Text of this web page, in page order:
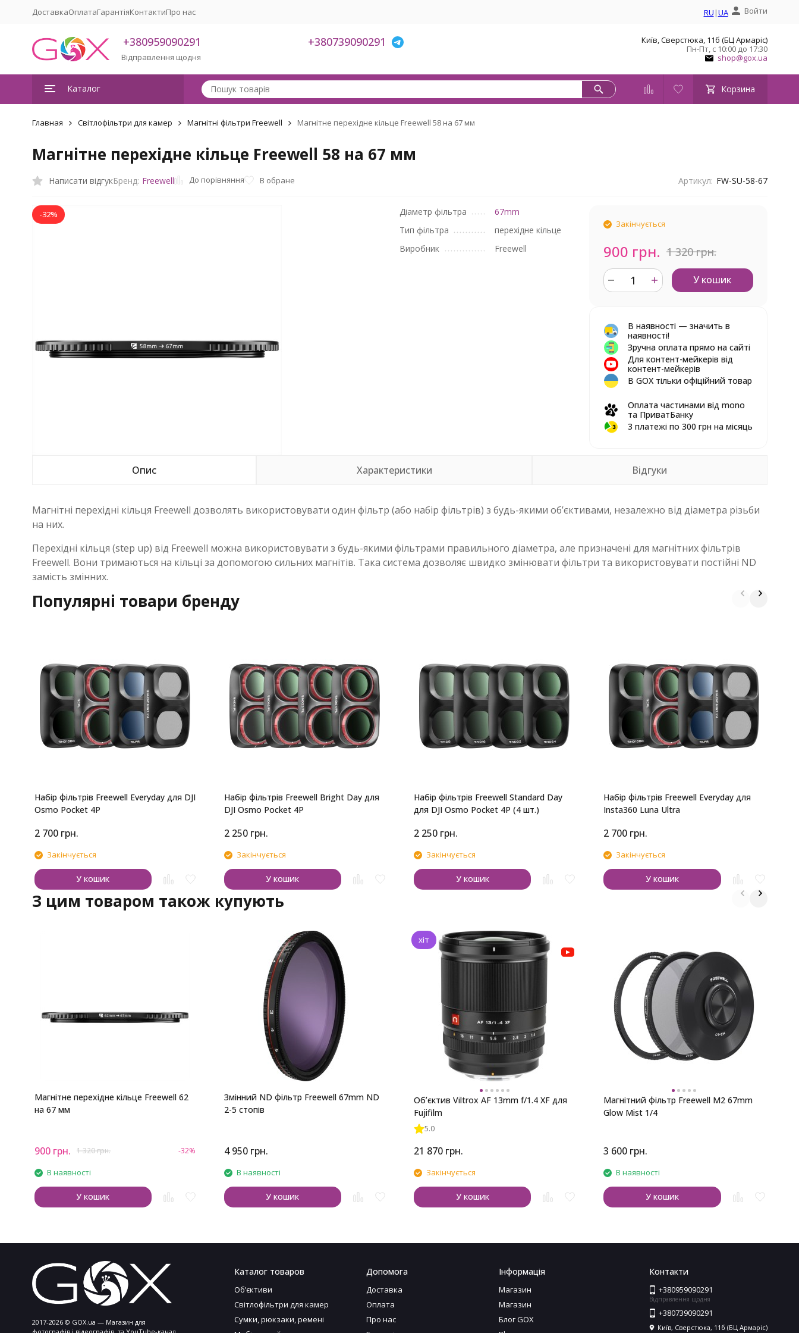
ДоставкаОплатаГарантіяКонтактиПро нас RU |UA Войти
+380959090291
Відправлення щодня
+380739090291
Київ, Сверстюка, 11б (БЦ Армаріс)
Пн-Пт, с 10:00 до 17:30
shop@gox.ua
Каталог Корзина
Главная Світлофільтри для камер Магнітні фільтри Freewell Магнітне перехідне кільце Freewell 58 на 67 мм
Магнітне перехідне кільце Freewell 58 на 67 мм
Написати відгукБренд: Freewell До порівняння В обране Артикул: FW-SU-58-67
-32% Діаметр фільтра
67mm
Тип фільтра
перехідне кільце
Виробник
Freewell
Закінчується
900 грн. 1 320 грн.
У кошик
В наявності — значить в
наявності!
Зручна оплата прямо на сайті
Для контент-мейкерів від
контент-мейкерів
В GOX тільки офіційний товар
Оплата частинами від mono
та ПриватБанку
3 платежі по 300 грн на місяць
Опис Характеристики Відгуки
Магнітні перехідні кільця Freewell дозволять використовувати один фільтр (або набір фільтрів) з будь-якими об’єктивами, незалежно від діаметра різьби
на них.
Перехідні кільця (step up) від Freewell можна використовувати з будь-якими фільтрами правильного діаметра, але призначені для магнітних фільтрів
Freewell. Вони тримаються на кільці за допомогою сильних магнітів. Така система дозволяє швидко змінювати фільтри та використовувати постійні ND
замість змінних.
Популярні товари бренду
Набір фільтрів Freewell Everyday для DJI
Osmo Pocket 4P
2 700 грн.
Закінчується
У кошик
Набір фільтрів Freewell Bright Day для
DJI Osmo Pocket 4P
2 250 грн.
Закінчується
У кошик
Набір фільтрів Freewell Standard Day
для DJI Osmo Pocket 4P (4 шт.)
2 250 грн.
Закінчується
У кошик
Набір фільтрів Freewell Everyday для
Insta360 Luna Ultra
2 700 грн.
Закінчується
У кошик
З цим товаром також купують
Магнітне перехідне кільце Freewell 62
на 67 мм
900 грн. 1 320грн. -32%
В наявності
У кошик
Змінний ND фільтр Freewell 67mm ND
2-5 стопів
4 950 грн.
В наявності
У кошик
хіт
Обʼєктив Viltrox AF 13mm f/1.4 XF для
Fujifilm
5.0
21 870 грн.
Закінчується
У кошик
Магнітний фільтр Freewell M2 67mm
Glow Mist 1/4
3 600 грн.
В наявності
У кошик
2017-2026 © GOX.ua — Магазин для
Каталог товаров
Обʼєктиви
Світлофільтри для камер
Сумки, рюкзаки, ремені
Допомога
Доставка
Оплата
Про нас
Інформація
Магазин
Магазин
Блог GOX
Контакти
+380959090291
Відправлення щодня
+380739090291
Київ, Сверстюка, 11б (БЦ Армаріс)